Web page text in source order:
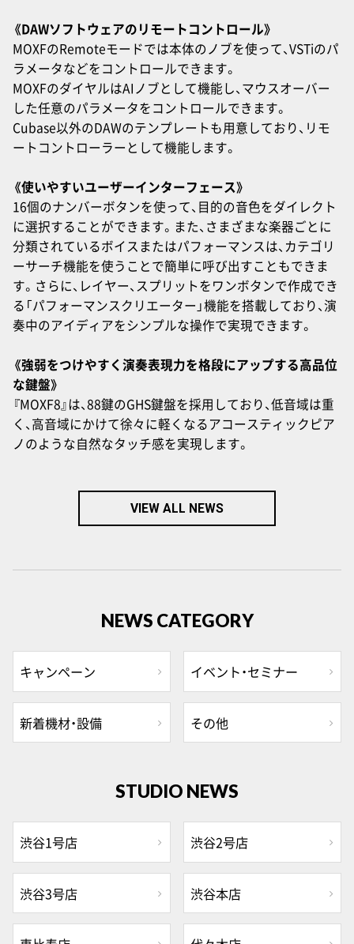
《DAWソフトウェアのリモートコントロール》
MOXFのRemoteモードでは本体のノブを使って、VSTiのパ
ラメータなどをコントロールできます。
MOXFのダイヤルはAIノブとして機能し、マウスオーバー
した任意のパラメータをコントロールできます。
Cubase以外のDAWのテンプレートも用意しており、リモ
ートコントローラーとして機能します。
《使いやすいユーザーインターフェース》
16個のナンバーボタンを使って、目的の音色をダイレクト
に選択することができます。また、さまざまな楽器ごとに
分類されているボイスまたはパフォーマンスは、カテゴリ
ーサーチ機能を使うことで簡単に呼び出すこともできま
す。さらに、レイヤー、スプリットをワンボタンで作成でき
る「パフォーマンスクリエーター」機能を搭載しており、演
奏中のアイディアをシンプルな操作で実現できます。
《強弱をつけやすく演奏表現力を格段にアップする高品位
な鍵盤》
『MOXF8』は、88鍵のGHS鍵盤を採用しており、低音域は重
く、高音域にかけて徐々に軽くなるアコースティックピア
ノのような自然なタッチ感を実現します。
VIEW ALL NEWS
NEWS CATEGORY
キャンペーン イベント・セミナー
新着機材・設備 その他
STUDIO NEWS
渋谷1号店 渋谷2号店
渋谷3号店 渋谷本店